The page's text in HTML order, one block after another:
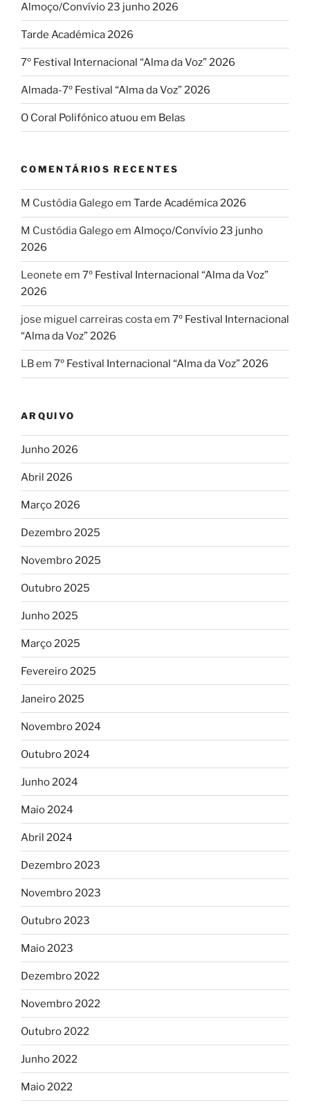
Almoço/Convívio 23 junho 2026
Tarde Académica 2026
7º Festival Internacional “Alma da Voz” 2026
Almada-7º Festival “Alma da Voz” 2026
O Coral Polifónico atuou em Belas
COMENTÁRIOS RECENTES
M Custódia Galegoem Tarde Académica 2026
M Custódia Galegoem Almoço/Convívio 23 junho
2026
Leonete em 7º Festival Internacional “Alma da Voz”
2026
jose miguel carreiras costaem 7º Festival Internacional
“Alma da Voz” 2026
LBem 7º Festival Internacional “Alma da Voz” 2026
ARQUIVO
Junho 2026
Abril 2026
Março 2026
Dezembro 2025
Novembro 2025
Outubro 2025
Junho 2025
Março 2025
Fevereiro 2025
Janeiro 2025
Novembro 2024
Outubro 2024
Junho 2024
Maio 2024
Abril 2024
Dezembro 2023
Novembro 2023
Outubro 2023
Maio 2023
Dezembro 2022
Novembro 2022
Outubro 2022
Junho 2022
Maio 2022